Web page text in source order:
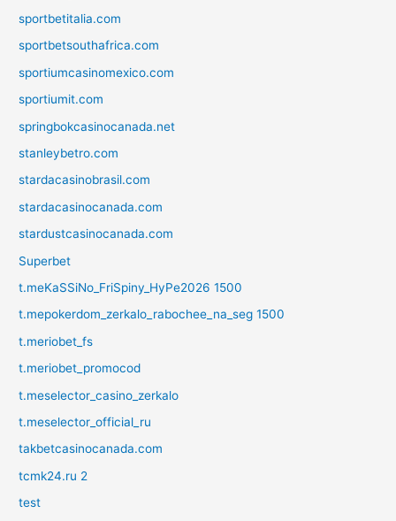
sportbetitalia.com
sportbetsouthafrica.com
sportiumcasinomexico.com
sportiumit.com
springbokcasinocanada.net
stanleybetro.com
stardacasinobrasil.com
stardacasinocanada.com
stardustcasinocanada.com
Superbet
t.meKaSSiNo_FriSpiny_HyPe2026 1500
t.mepokerdom_zerkalo_rabochee_na_seg 1500
t.meriobet_fs
t.meriobet_promocod
t.meselector_casino_zerkalo
t.meselector_official_ru
takbetcasinocanada.com
tcmk24.ru 2
test